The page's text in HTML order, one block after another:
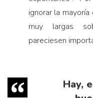
ignorar la
muy largas
pareciesen
Hay,